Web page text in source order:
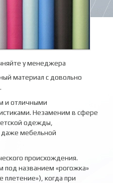
у менеджера
материал с довольно
и отличными
Незаменим в сфере
одежды,
даже мебельной
происхождения.
под названием «рогожка»
плетение»), когда при